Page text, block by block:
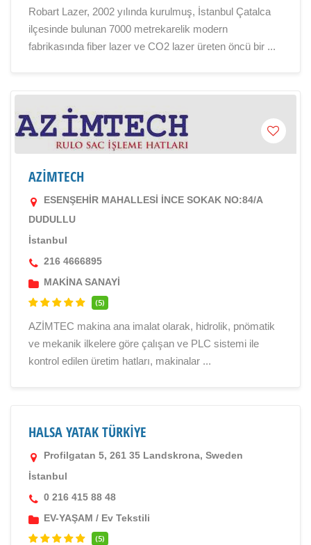
Robart Lazer, 2002 yılında kurulmuş, İstanbul Çatalca
ilçesinde bulunan 7000 metrekarelik modern
fabrikasında fiber lazer ve CO2 lazer üreten öncü bir ...
AZİMTECH
ESENŞEHİR MAHALLESİ İNCE SOKAK NO:84/A
DUDULLU
İstanbul
216 4666895
MAKİNA SANAYİ
(5)
AZİMTEC makina ana imalat olarak, hidrolik, pnömatik
ve mekanik ilkelere göre çalışan ve PLC sistemi ile
kontrol edilen üretim hatları, makinalar ...
HALSA YATAK TÜRKİYE
Profilgatan 5, 261 35 Landskrona, Sweden
İstanbul
0 216 415 88 48
EV-YAŞAM / Ev Tekstili
(5)